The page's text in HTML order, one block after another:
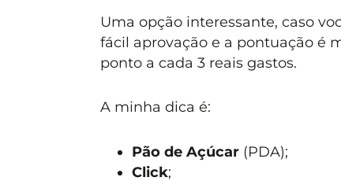
Uma opção interessante, caso
fácil aprovação e a pontuação é
ponto a cada 3 reais gastos.
A minha dica é:
Pão de Açúcar(PDA);
Click;